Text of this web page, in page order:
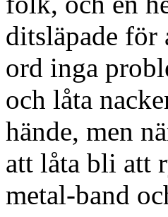
ditsläpade för
ord inga
och låta
hände, men
att låta bli att
metal-band